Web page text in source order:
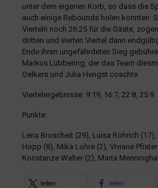
unter dem eigenen Korb, so dass die
auch einige Rebounds holen konnten.
Vierteln noch 26:25 für die Gäste,
dritten und vierten Viertel dann
Ende ihren ungefährdeten Sieg
Markus Lübbering, der das Team
Oelkers und Julia Hengst coachte.
Viertelergebnisse: 9:19, 16:7, 22:8,
Punkte:
Lena Broscheit (29), Luisa Röhrich
Hopp (8), Mika Lohre (2), Viviane
Konstanze Walter (2), Marta
teilen teilen